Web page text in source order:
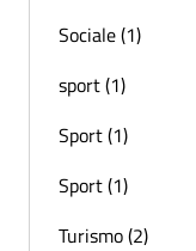
Sociale (1)
sport (1)
Sport (1)
Sport (1)
Turismo (2)